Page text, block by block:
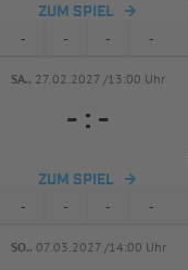
ZUM SPIEL
- - - -
SA.. 27.02.2027 /13:00 Uhr
- : -
ZUM SPIEL
- - - -
SO.. 07.03.2027 /14:00 Uhr